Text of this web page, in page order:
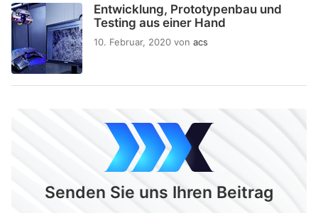
Entwicklung, Prototypenbau und
Testing aus einer Hand
10. Februar, 2020 von acs
Senden Sie uns Ihren Beitrag